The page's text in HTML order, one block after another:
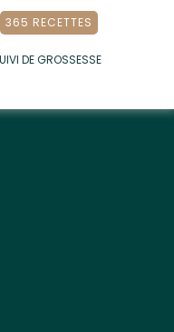
365 RECETTES
DE GROSSESSE